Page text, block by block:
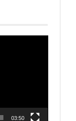
03:50